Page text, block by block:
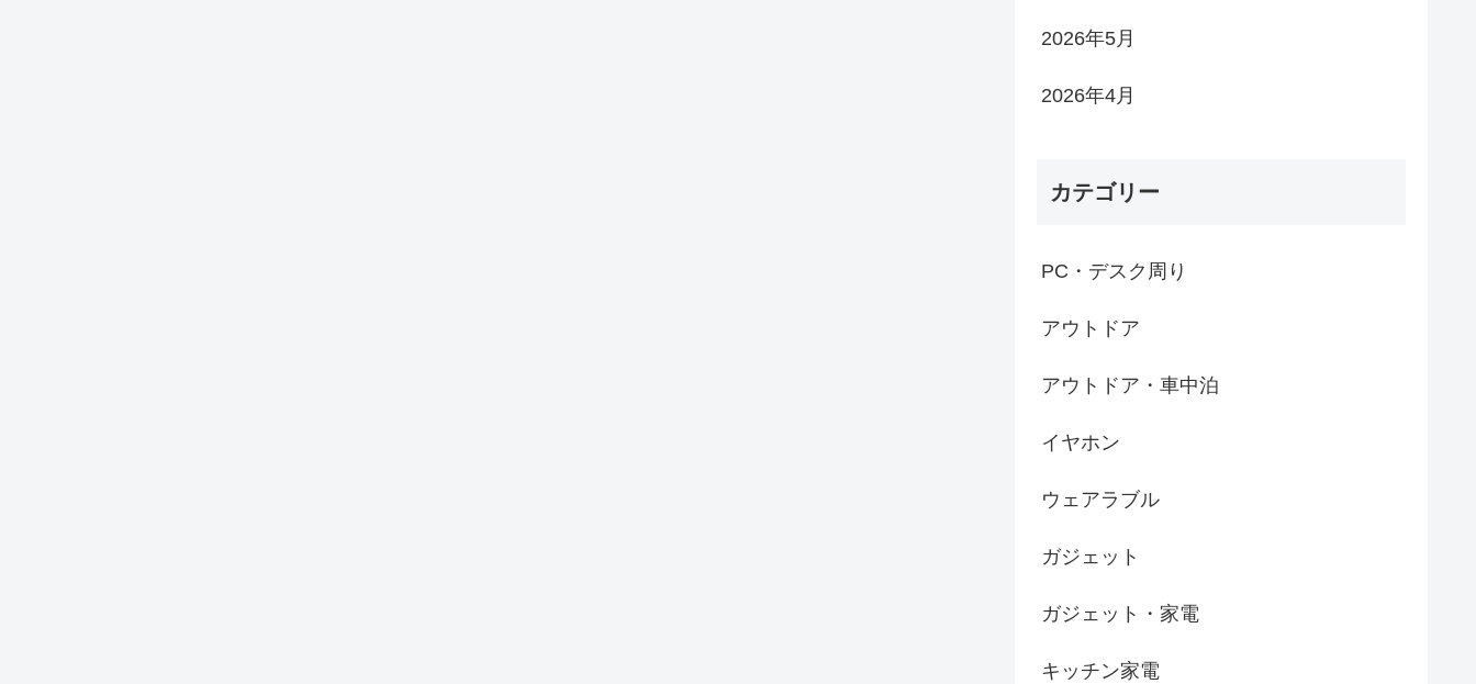
2026年5月
2026年4月
カテゴリー
PC・デスク周り
アウトドア
アウトドア・車中泊
イヤホン
ウェアラブル
ガジェット
ガジェット・家電
キッチン家電